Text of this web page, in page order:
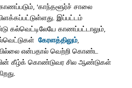
‘காந்தளூர்ச் சாலை
இப்பட்டம்
கல்வெட்டிலேயே காணப்பட்டாலும்,
கேரளத்திலும்,
என்பதால் வெற்றி கொண்ட
கீழ்க் கொண்டுவர சில ஆண்டுகள்